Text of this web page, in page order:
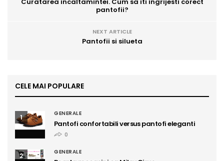
pantofii?
NEXT ARTICLE
Pantofii si silueta
CELE MAI POPULARE
1 GENERALE
Pantofi confortabili versus pantofi eleganti
0
2 GENERALE